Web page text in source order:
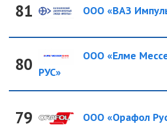
81 ООО «ВАЗ
80
ООО «Елме
РУС»
79 ООО «Орафол